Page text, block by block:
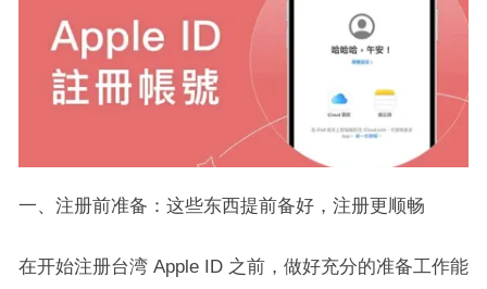
一、注册前准备：这些东西提前备好，注册更顺畅​
在开始注册台湾 Apple ID 之前，做好充分的准备工作能